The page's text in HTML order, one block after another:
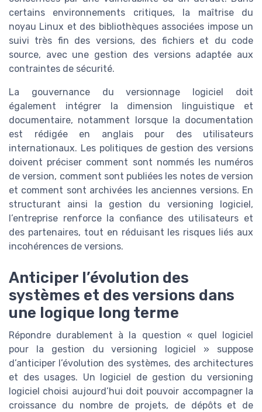
certains environnements critiques, la maîtrise du
noyau Linux et des bibliothèques associées impose un
suivi très fin des versions, des fichiers et du code
source, avec une gestion des versions adaptée aux
contraintes de sécurité.
La gouvernance du versionnage logiciel doit
également intégrer la dimension linguistique et
documentaire, notamment lorsque la documentation
est rédigée en anglais pour des utilisateurs
internationaux. Les politiques de gestion des versions
doivent préciser comment sont nommés les numéros
de version, comment sont publiées les notes de version
et comment sont archivées les anciennes versions. En
structurant ainsi la gestion du versioning logiciel,
l’entreprise renforce la confiance des utilisateurs et
des partenaires, tout en réduisant les risques liés aux
incohérences de versions.
Anticiper l’évolution des
systèmes et des versions dans
une logique long terme
Répondre durablement à la question « quel logiciel
pour la gestion du versioning logiciel » suppose
d’anticiper l’évolution des systèmes, des architectures
et des usages. Un logiciel de gestion du versioning
logiciel choisi aujourd’hui doit pouvoir accompagner la
croissance du nombre de projets, de dépôts et de